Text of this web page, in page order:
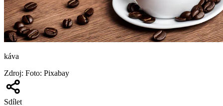
káva
Zdroj: Foto: Pixabay
Sdílet